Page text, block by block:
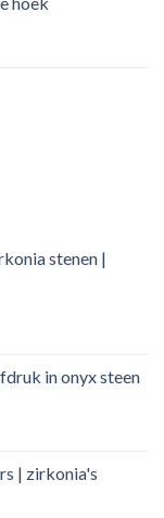
stenen |
in onyx steen
| zirkonia's